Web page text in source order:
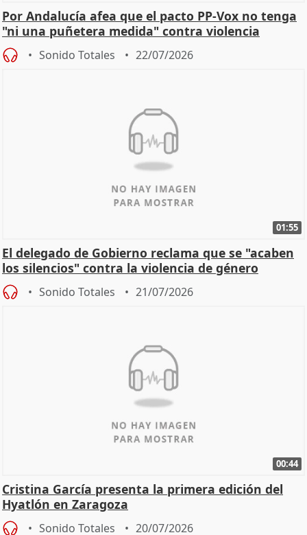
Por Andalucía afea que el pacto PP-Vox no tenga
"ni una puñetera medida" contra violencia
machista
Sonido Totales 22/07/2026
01:55
El delegado de Gobierno reclama que se "acaben
los silencios" contra la violencia de género
Sonido Totales 21/07/2026
00:44
Cristina García presenta la primera edición del
Hyatlón en Zaragoza
Sonido Totales 20/07/2026